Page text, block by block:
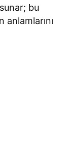
bu
anlamlarını